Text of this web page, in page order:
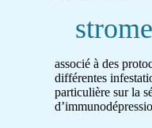
associé à des
différentes
particulière sur la